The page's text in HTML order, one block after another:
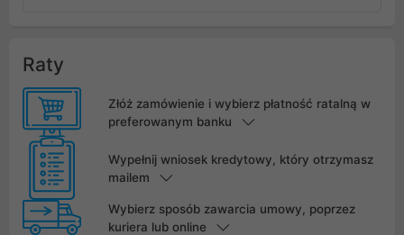
Raty
Złóż zamówienie i wybierz płatność ratalną w
preferowanym banku
Wypełnij wniosek kredytowy, który otrzymasz
mailem
Wybierz sposób zawarcia umowy, poprzez
kuriera lub online